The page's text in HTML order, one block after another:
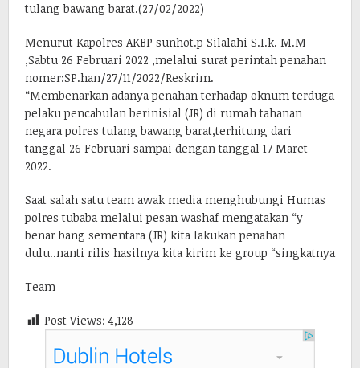
tulang bawang barat.(27/02/2022)
Menurut Kapolres AKBP sunhot.p Silalahi S.I.k. M.M
,Sabtu 26 Februari 2022 ,melalui surat perintah penahan
nomer:SP.han/27/11/2022/Reskrim.
“Membenarkan adanya penahan terhadap oknum terduga
pelaku pencabulan berinisial (JR) di rumah tahanan
negara polres tulang bawang barat,terhitung dari
tanggal 26 Februari sampai dengan tanggal 17 Maret
2022.
Saat salah satu team awak media menghubungi Humas
polres tubaba melalui pesan washaf mengatakan “y
benar bang sementara (JR) kita lakukan penahan
dulu..nanti rilis hasilnya kita kirim ke group “singkatnya
Team
Post Views: 4,128